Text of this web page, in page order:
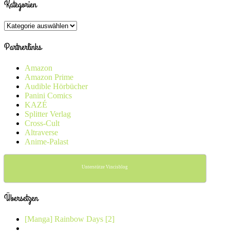
Kategorien
Kategorien
Partnerlinks
Amazon
Amazon Prime
Audible Hörbücher
Panini Comics
KAZÉ
Splitter Verlag
Cross-Cult
Altraverse
Anime-Palast
Unterstütze Vincisblog
Übersetzen
Beitragsnavigation
Vorheriger
[Manga] Rainbow Days [2]